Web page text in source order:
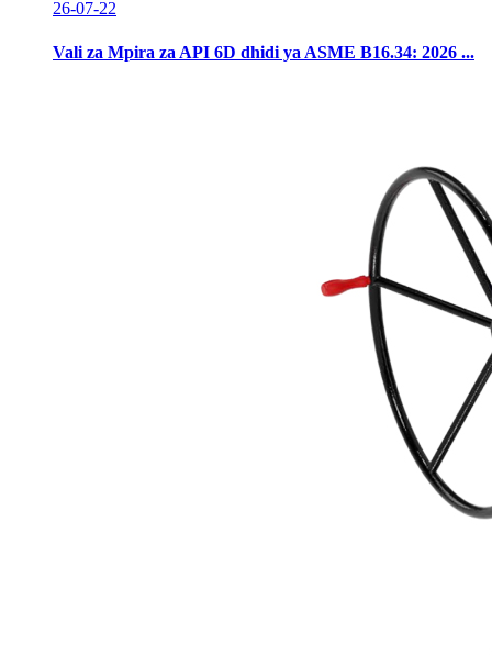
26-07-22
Vali za Mpira za API 6D dhidi ya ASME B16.34: 2026 ...